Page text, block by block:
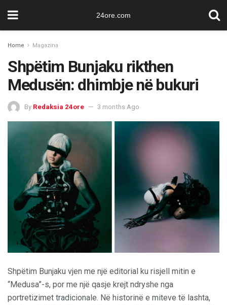
24ore.com
Home Magazina
Shpëtim Bunjaku rikthen
Medusën: dhimbje në bukuri
By Redaksia 24ore 3 months Ago
Shpëtim Bunjaku vjen me një editorial ku risjell mitin e
“Medusa”-s, por me një qasje krejt ndryshe nga
portretizimet tradicionale. Në historinë e miteve të lashta,